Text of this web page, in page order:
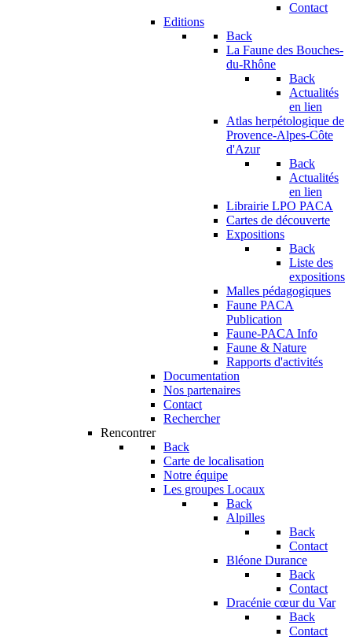
Contact
Editions
Back
La Faune des Bouches-
du-Rhône
Back
Actualités
en lien
Atlas herpétologique de
Provence-Alpes-Côte
d'Azur
Back
Actualités
en lien
Librairie LPO PACA
Cartes de découverte
Expositions
Back
Liste des
expositions
Malles pédagogiques
Faune PACA
Publication
Faune-PACA Info
Faune & Nature
Rapports d'activités
Documentation
Nos partenaires
Contact
Rechercher
Rencontrer
Back
Carte de localisation
Notre équipe
Les groupes Locaux
Back
Alpilles
Back
Contact
Bléone Durance
Back
Contact
Dracénie cœur du Var
Back
Contact